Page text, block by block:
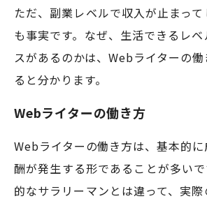
ただ、副業レベルで収入が止まっ
も事実です。なぜ、生活できるレ
スがあるのかは、Webライターの
ると分かります。
Webライターの働き方
Webライターの働き方は、基本的
酬が発生する形であることが多い
的なサラリーマンとは違って、実